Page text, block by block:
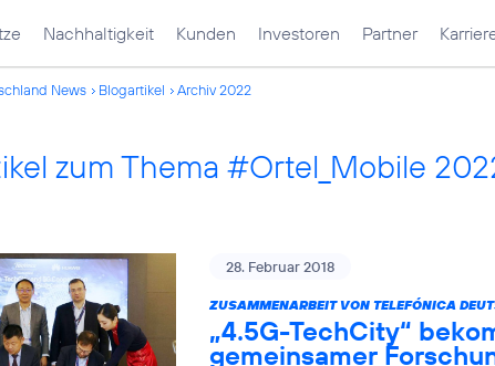
Nachhaltigkeit Kunden Investoren Partner
News Blogartikel Archiv 2022
zum Thema #Ortel_Mobile
28. Februar 2018
ZUSAMMENARBEIT VON TELEFÓNICA
„4.5G-TechCity“
gemeinsamer